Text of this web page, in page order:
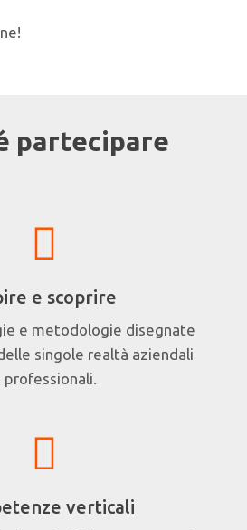
partecipare
e scoprire
e metodologie disegnate
singole realtà aziendali
professionali.
verticali